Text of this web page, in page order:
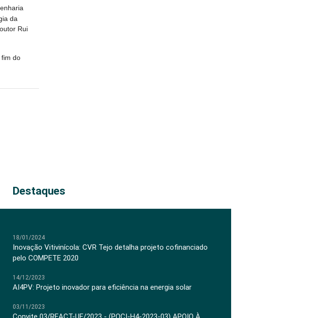
da
Rui
do
Destaques
18/01/2024
Inovação Vitivinícola: CVR Tejo detalha projeto cofinanciado
pelo COMPETE 2020
14/12/2023
AI4PV: Projeto inovador para eficiência na energia solar
03/11/2023